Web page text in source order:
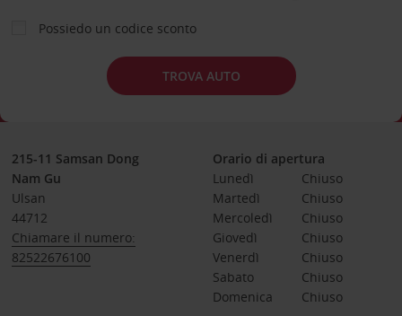
Possiedo un codice sconto
TROVA AUTO
215-11 Samsan Dong
Nam Gu
Ulsan
44712
Chiamare il numero:
82522676100
Orario di apertura
Lunedì
Chiuso
Martedì
Chiuso
Mercoledì
Chiuso
Giovedì
Chiuso
Venerdì
Chiuso
Sabato
Chiuso
Domenica
Chiuso